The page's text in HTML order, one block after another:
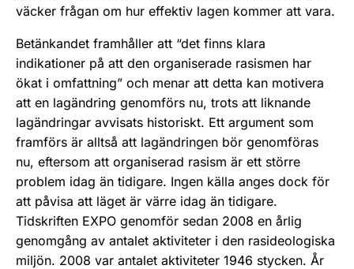
väcker frågan om hur effektiv lagen kommer att vara.
Betänkandet framhåller att “det finns klara
indikationer på att den organiserade rasismen har
ökat i omfattning” och menar att detta kan motivera
att en lagändring genomförs nu, trots att liknande
lagändringar avvisats historiskt. Ett argument som
framförs är alltså att lagändringen bör genomföras
nu, eftersom att organiserad rasism är ett större
problem idag än tidigare. Ingen källa anges dock för
att påvisa att läget är värre idag än tidigare.
Tidskriften EXPO genomför sedan 2008 en årlig
genomgång av antalet aktiviteter i den rasideologiska
miljön. 2008 var antalet aktiviteter 1946 stycken. År